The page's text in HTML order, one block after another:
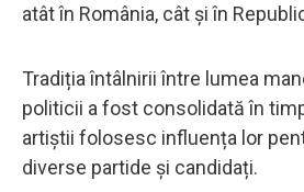
atât în România, cât și în
Tradiția întâlnirii între lumea
politicii a fost consolidată în
artiștii folosesc influența lor
diverse partide și candidați.